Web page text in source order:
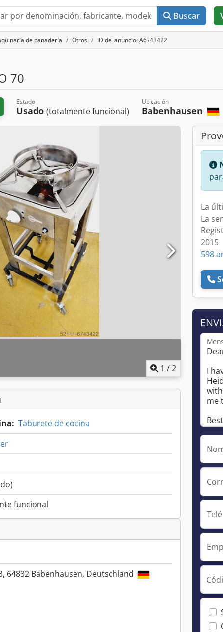
Buscar
de panadería Otros ID del anuncio: A6743422
70
Estado
Usado (totalmente funcional)
Ubicación
Babenhausen
1 /2
Taburete de cocina
funcional
64832 Babenhausen, Deutschland
La
La
2015
598